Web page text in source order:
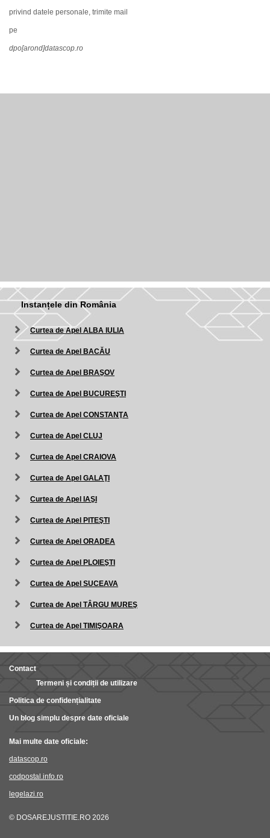
privind datele personale, trimite mail
pe
dpo[arond]datascop.ro
Instanțele din România
Curtea de Apel ALBA IULIA
Curtea de Apel BACĂU
Curtea de Apel BRAŞOV
Curtea de Apel BUCUREŞTI
Curtea de Apel CONSTANŢA
Curtea de Apel CLUJ
Curtea de Apel CRAIOVA
Curtea de Apel GALAŢI
Curtea de Apel IAŞI
Curtea de Apel PITEŞTI
Curtea de Apel ORADEA
Curtea de Apel PLOIEŞTI
Curtea de Apel SUCEAVA
Curtea de Apel TÂRGU MUREŞ
Curtea de Apel TIMIŞOARA
Contact
Termeni și condiții de utilizare
Politica de confidențialitate
Un blog simplu despre date oficiale
Mai multe date oficiale:
datascop.ro
codpostal.info.ro
legelazi.ro
© DOSAREJUSTITIE.RO 2026